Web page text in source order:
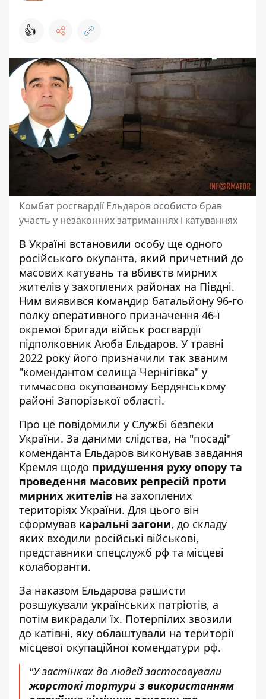
👍
Комбат росгвардії Ельдаров особисто брав
участь у незаконних затриманнях і катуваннях
В Україні встановили особу ще одного
російського окупанта, який причетний до
масових катувань та вбивств мирних
жителів у захоплених районах на Півдні.
Ним виявився командир батальйону 96-го
полку оперативного призначення 46-ї
окремої бригади військ росгвардії
підполковник Аюба Ельдаров. У травні
2022 року його призначили так званим
"комендантом селища Чернігівка" у
тимчасово окупованому Бердянському
районі Запорізької області.
Про це повідомили у Службі безпеки
України. За даними слідства, на "посаді"
коменданта Ельдаров виконував завдання
Кремля щодо придушення руху опору та
проведення масових репресій проти
мирних жителів на захоплених
територіях України. Для цього він
сформував каральні загони, до складу
яких входили російські військові,
представники спецслужб рф та місцеві
колаборанти.
За наказом Ельдарова рашисти
розшукували українських патріотів, а
потім викрадали їх. Потерпілих звозили
до катівні, яку облаштували на території
місцевої окупаційної комендатури рф.
"У застінках до людей застосовували
жорстокі тортури з використанням